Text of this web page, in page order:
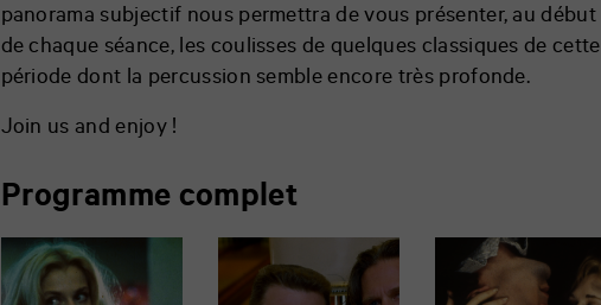
panorama subjectif nous permettra de vous présenter, au début
de chaque séance, les coulisses de quelques classiques de cette
période dont la percussion semble encore très profonde.
Join us and enjoy !
Programme complet